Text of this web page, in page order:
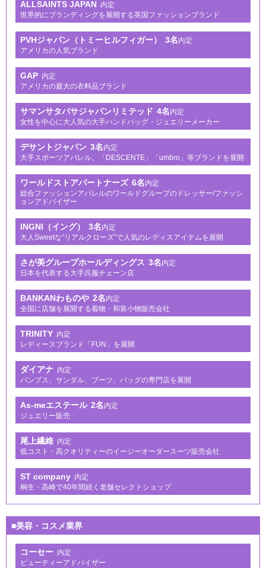
ALLSAINTS JAPAN 内定
世界的にブランディングを展開する英国ファッションブランド
PVHジャパン（トミーヒルフィガー） 3名内定
アメリカの人気ブランド
GAP 内定
アメリカの最大の衣料品ブランド
サマンサタバサジャパンリミテッド 4名内定
女性を中心に大人気の大手ハンドバッグ・ジュエリーメーカー
デサントジャパン 3名内定
大手スポーツアパレル。「DESCENTE」「umbro」等ブランドを展開
ワールドストアパートナーズ 6名内定
総合ファッションアパレルのワールドグループのドレッサー/ファッシ
ョンアドバイザー
INGNI（イング） 3名内定
大人Sweetな“リアルクローズ”で人気のレディスアイテムを展開
さが美グループホールディングス 3名内定
日本を代表する大手呉服チェーン店
BANKANわものや 2名内定
全国に店舗を展開する着物・和装小物販売会社
TRINITY 内定
レディースブランド「FUN」を展開
ダイアナ 内定
パンプス、サンダル、ブーツ、バッグの専門店を展開
As-meエステール 2名内定
ジュエリー販売
尾上繊維 内定
低コスト・高クオリティーのイージーオーダースーツ販売会社
ST company 内定
桐生・高崎で40年間続く老舗セレクトショップ
■美容・コスメ業界
コーセー 内定
ビューティーアドバイザー